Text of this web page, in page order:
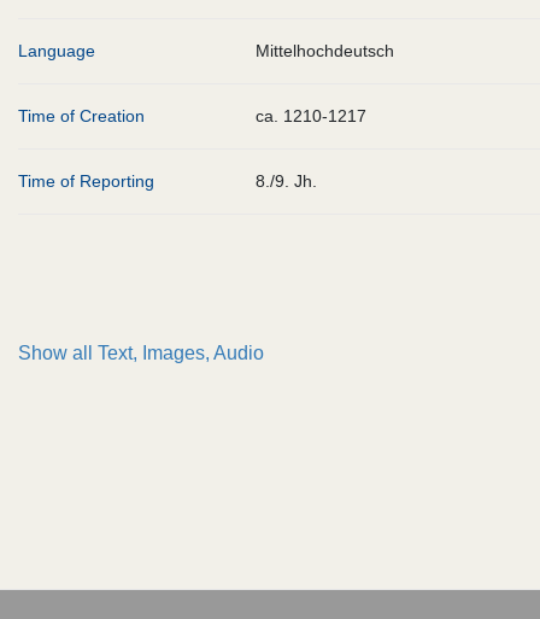
Language Mittelhochdeutsch
Time of Creation ca. 1210-1217
Time of Reporting 8./9. Jh.
Show all Text, Images, Audio